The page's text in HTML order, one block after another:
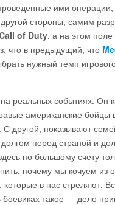
ими
стороны, самим
of Duty, а на этом
что в предыдущий, что
нужный темп
реальных событиях. Он
американские бойцы
другой, показывают
перед страной и
по большому счету
почему мы кочуем из
в нас стреляют.
боевиках такое — дело